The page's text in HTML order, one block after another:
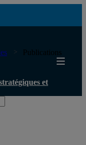
et diplomatiques
Publications
et